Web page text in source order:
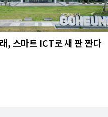
, 스마트 ICT로 새 판 짠다